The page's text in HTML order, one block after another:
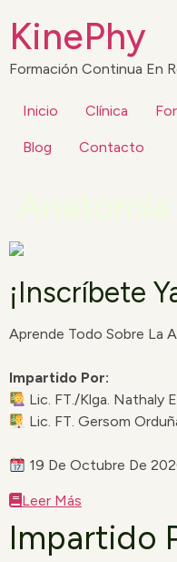
KinePhy
Formación Continua En
Inicio Clínica
Blog Contacto
¡Inscríbete
Aprende Todo Sobre La
Impartido Por:
Lic. FT./Klga. Nathaly
Lic. FT. Gersom
19 De Octubre De
Leer Más
Impartido